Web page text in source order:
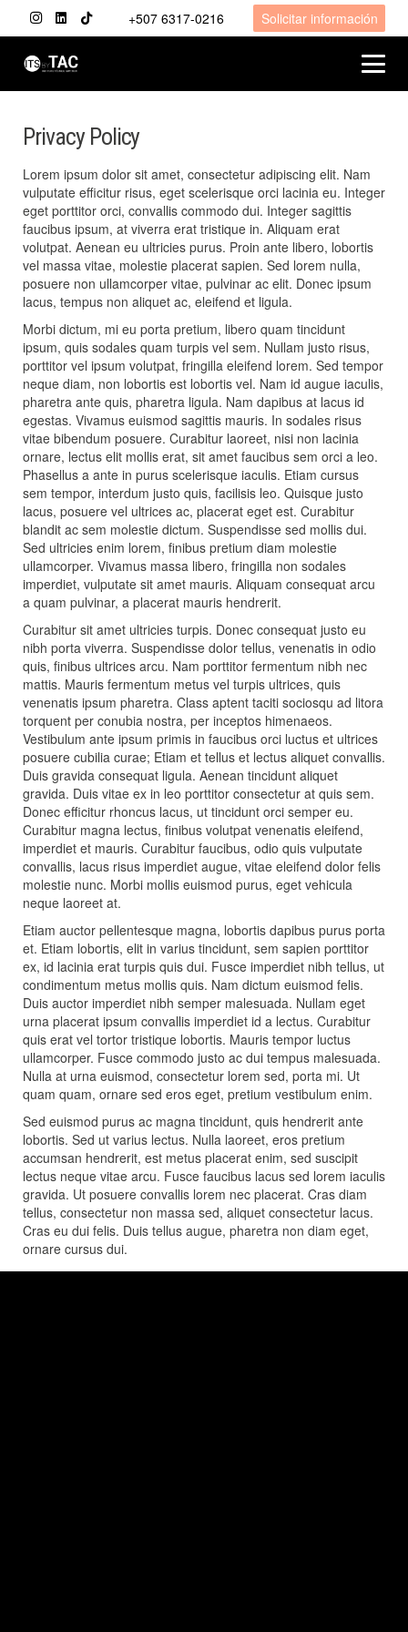
+507 6317-0216 Solicitar información
Privacy Policy
Lorem ipsum dolor sit amet, consectetur adipiscing elit. Nam
vulputate efficitur risus, eget scelerisque orci lacinia eu. Integer
eget porttitor orci, convallis commodo dui. Integer sagittis
faucibus ipsum, at viverra erat tristique in. Aliquam erat
volutpat. Aenean eu ultricies purus. Proin ante libero, lobortis
vel massa vitae, molestie placerat sapien. Sed lorem nulla,
posuere non ullamcorper vitae, pulvinar ac elit. Donec ipsum
lacus, tempus non aliquet ac, eleifend et ligula.
Morbi dictum, mi eu porta pretium, libero quam tincidunt
ipsum, quis sodales quam turpis vel sem. Nullam justo risus,
porttitor vel ipsum volutpat, fringilla eleifend lorem. Sed tempor
neque diam, non lobortis est lobortis vel. Nam id augue iaculis,
pharetra ante quis, pharetra ligula. Nam dapibus at lacus id
egestas. Vivamus euismod sagittis mauris. In sodales risus
vitae bibendum posuere. Curabitur laoreet, nisi non lacinia
ornare, lectus elit mollis erat, sit amet faucibus sem orci a leo.
Phasellus a ante in purus scelerisque iaculis. Etiam cursus
sem tempor, interdum justo quis, facilisis leo. Quisque justo
lacus, posuere vel ultrices ac, placerat eget est. Curabitur
blandit ac sem molestie dictum. Suspendisse sed mollis dui.
Sed ultricies enim lorem, finibus pretium diam molestie
ullamcorper. Vivamus massa libero, fringilla non sodales
imperdiet, vulputate sit amet mauris. Aliquam consequat arcu
a quam pulvinar, a placerat mauris hendrerit.
Curabitur sit amet ultricies turpis. Donec consequat justo eu
nibh porta viverra. Suspendisse dolor tellus, venenatis in odio
quis, finibus ultrices arcu. Nam porttitor fermentum nibh nec
mattis. Mauris fermentum metus vel turpis ultrices, quis
venenatis ipsum pharetra. Class aptent taciti sociosqu ad litora
torquent per conubia nostra, per inceptos himenaeos.
Vestibulum ante ipsum primis in faucibus orci luctus et ultrices
posuere cubilia curae; Etiam et tellus et lectus aliquet convallis.
Duis gravida consequat ligula. Aenean tincidunt aliquet
gravida. Duis vitae ex in leo porttitor consectetur at quis sem.
Donec efficitur rhoncus lacus, ut tincidunt orci semper eu.
Curabitur magna lectus, finibus volutpat venenatis eleifend,
imperdiet et mauris. Curabitur faucibus, odio quis vulputate
convallis, lacus risus imperdiet augue, vitae eleifend dolor felis
molestie nunc. Morbi mollis euismod purus, eget vehicula
neque laoreet at.
Etiam auctor pellentesque magna, lobortis dapibus purus porta
et. Etiam lobortis, elit in varius tincidunt, sem sapien porttitor
ex, id lacinia erat turpis quis dui. Fusce imperdiet nibh tellus, ut
condimentum metus mollis quis. Nam dictum euismod felis.
Duis auctor imperdiet nibh semper malesuada. Nullam eget
urna placerat ipsum convallis imperdiet id a lectus. Curabitur
quis erat vel tortor tristique lobortis. Mauris tempor luctus
ullamcorper. Fusce commodo justo ac dui tempus malesuada.
Nulla at urna euismod, consectetur lorem sed, porta mi. Ut
quam quam, ornare sed eros eget, pretium vestibulum enim.
Sed euismod purus ac magna tincidunt, quis hendrerit ante
lobortis. Sed ut varius lectus. Nulla laoreet, eros pretium
accumsan hendrerit, est metus placerat enim, sed suscipit
lectus neque vitae arcu. Fusce faucibus lacus sed lorem iaculis
gravida. Ut posuere convallis lorem nec placerat. Cras diam
tellus, consectetur non massa sed, aliquet consectetur lacus.
Cras eu dui felis. Duis tellus augue, pharetra non diam eget,
ornare cursus dui.